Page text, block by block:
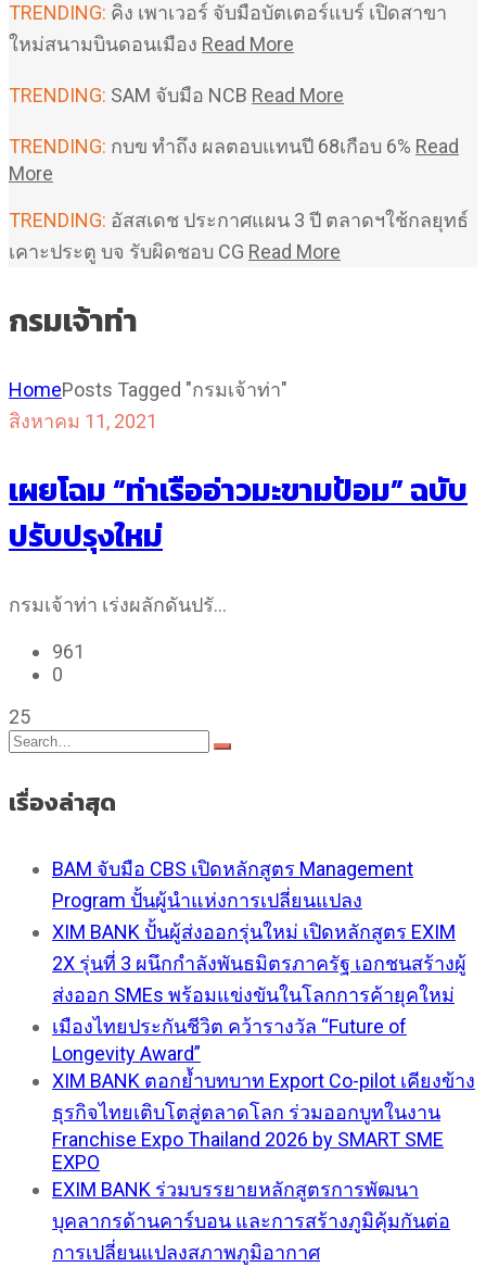
TRENDING: คิง เพาเวอร์ จับมือบัตเตอร์แบร์ เปิดสาขา
ใหม่สนามบินดอนเมือง Read More
TRENDING: SAM จับมือ NCB Read More
TRENDING: กบข ทำถึง ผลตอบแทนปี 68เกือบ 6% Read
More
TRENDING: อัสสเดช ประกาศแผน 3 ปี ตลาดฯใช้กลยุทธ์
เคาะประตู บจ รับผิดชอบ CG Read More
กรมเจ้าท่า
HomePosts Tagged "กรมเจ้าท่า"
สิงหาคม 11, 2021
เผยโฉม “ท่าเรืออ่าวมะขามป้อม” ฉบับ
ปรับปรุงใหม่
กรมเจ้าท่า เร่งผลักดันปรั…
961
0
25
เรื่องล่าสุด
BAM จับมือ CBS เปิดหลักสูตร Management
Program ปั้นผู้นำแห่งการเปลี่ยนแปลง
XIM BANK ปั้นผู้ส่งออกรุ่นใหม่ เปิดหลักสูตร EXIM
2X รุ่นที่ 3 ผนึกกำลังพันธมิตรภาครัฐ เอกชนสร้างผู้
ส่งออก SMEs พร้อมแข่งขันในโลกการค้ายุคใหม่
เมืองไทยประกันชีวิต คว้ารางวัล “Future of
Longevity Award”
XIM BANK ตอกย้ำบทบาท Export Co-pilot เคียงข้าง
ธุรกิจไทยเติบโตสู่ตลาดโลก ร่วมออกบูทในงาน
Franchise Expo Thailand 2026 by SMART SME
EXPO
EXIM BANK ร่วมบรรยายหลักสูตรการพัฒนา
บุคลากรด้านคาร์บอน และการสร้างภูมิคุ้มกันต่อ
การเปลี่ยนแปลงสภาพภูมิอากาศ